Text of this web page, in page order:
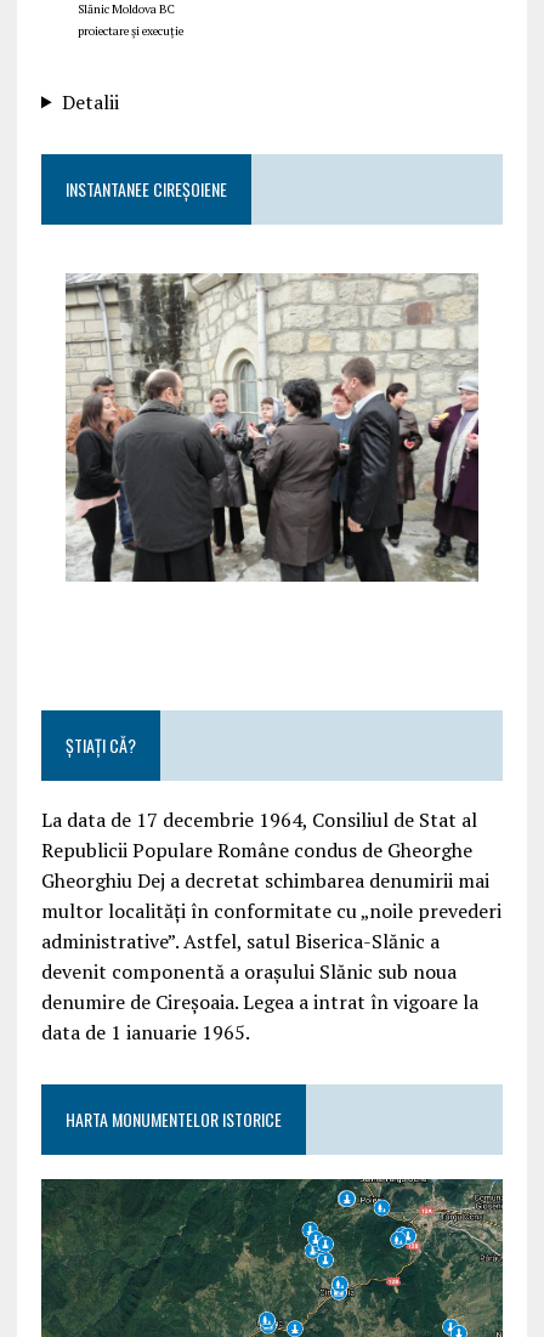
Slănic Moldova BC
proiectare și execuție
Detalii
INSTANTANEE CIREȘOIENE
ȘTIAȚI CĂ?
La data de 17 decembrie 1964, Consiliul de Stat al
Republicii Populare Române condus de Gheorghe
Gheorghiu Dej a decretat schimbarea denumirii mai
multor localități în conformitate cu „noile prevederi
administrative”. Astfel, satul Biserica-Slănic a
devenit componentă a orașului Slănic sub noua
denumire de Cireșoaia. Legea a intrat în vigoare la
data de 1 ianuarie 1965.
HARTA MONUMENTELOR ISTORICE